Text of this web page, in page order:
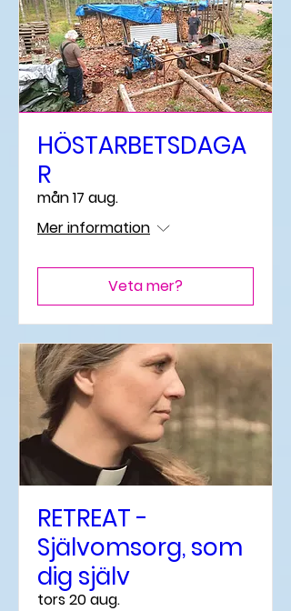
HÖSTARBETSDAGA
R
mån 17 aug.
Mer information
Veta mer?
RETREAT -
Självomsorg, som
dig själv
tors 20 aug.